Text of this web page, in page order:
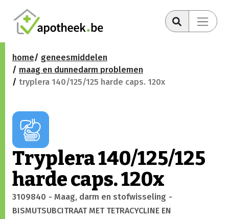
home
geneesmiddelen
maag en dunnedarm problemen
tryplera 140/125/125 harde caps. 120x
Tryplera 140/125/125
harde caps. 120x
3109840 - Maag, darm en stofwisseling -
BISMUTSUBCITRAAT MET TETRACYCLINE EN